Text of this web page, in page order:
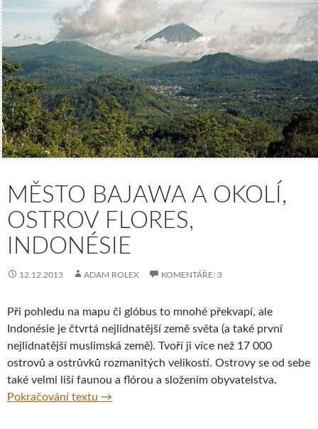
MĚSTO BAJAWA A OKOLÍ,
OSTROV FLORES,
INDONÉSIE
12.12.2013 ADAM ROLEX KOMENTÁŘE: 3
Při pohledu na mapu či glóbus to mnohé překvapí, ale
Indonésie je čtvrtá nejlidnatější země světa (a také první
nejlidnatější muslimská země). Tvoří ji více než 17 000
ostrovů a ostrůvků rozmanitých velikostí. Ostrovy se od sebe
také velmi liší faunou a flórou a složením obyvatelstva.
Pokračování textu Město Bajawa a okolí, ostrov Flores,
→